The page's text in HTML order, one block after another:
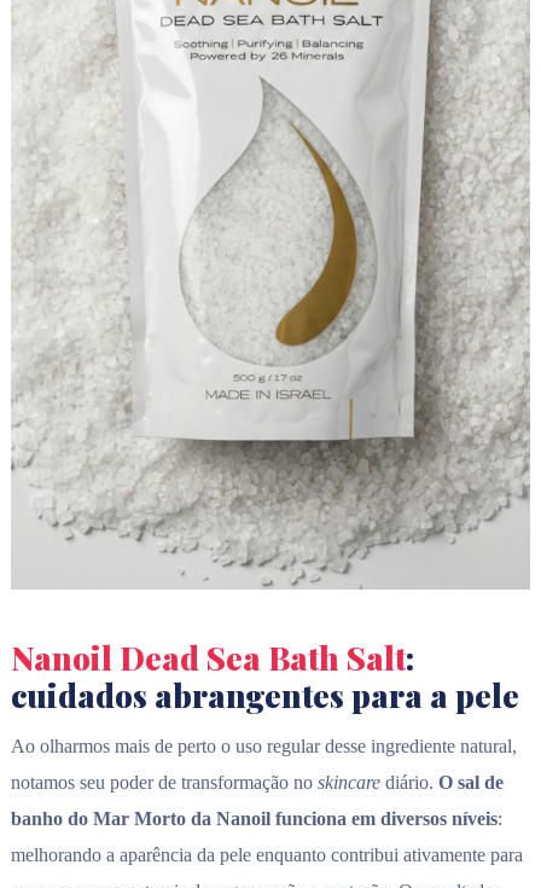
Nanoil Dead Sea Bath Salt:
cuidados abrangentes para a pele
Ao olharmos mais de perto o uso regular desse ingrediente natural,
notamos seu poder de transformação no skincare diário. O sal de
banho do Mar Morto da Nanoil funciona em diversos níveis:
melhorando a aparência da pele enquanto contribui ativamente para